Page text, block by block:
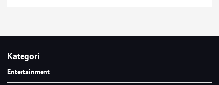
Kategori
Entertainment